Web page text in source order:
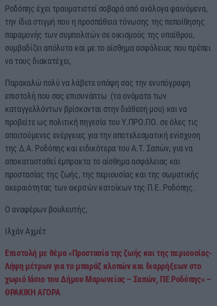
Ροδόπης έχει τραυματιστεί σοβαρά από ανάλογα φαινόμενα,
την ίδια στιγμή που η προσπάθεια τόνωσης της πεποίθησης
παραμονής των συμπολιτών σε οικισμούς της υπαίθρου,
συμβαδίζει απόλυτα και με το αίσθημα ασφάλειας που πρέπει
να τους διακατέχει,
Παρακαλώ πολύ να λάβετε υπόψη σας την ενυπόγραφη
επιστολή που σας επισυνάπτω (τα ονόματα των
καταγγελλόντων βρίσκονται στην διάθεσή μου) και να
προβείτε ως πολιτική πηγεσία του Υ.ΠΡΟ.ΠΟ. σε όλες τις
απαιτούμενες ενέργειες για την αποτελεσματική ενίσχυση
της Δ.Α. Ροδόπης και ειδικότερα του Α.Τ. Σαπών, για να
αποκατασταθεί έμπρακτα το αίσθημα ασφάλειας και
προστασίας της ζωής, της περιουσίας και της σωματικής
ακεραιότητας των ακριτών κατοίκων της Π.Ε. Ροδόπης.
Ο αναφέρων βουλευτής,
Ιλχάν Αχμέτ
Επιστολή με θέμα «Προστασία της ζωής και της περιουσίας-
Λήψη μέτρων για το μπαράζ κλοπών και διαρρήξεων στο
χωριό Ιάσιο του Δήμου Μαρωνείας – Σαπών, ΠΕ Ροδόπης» –
ΘΡΑΚΙΚΗ ΑΓΟΡΑ